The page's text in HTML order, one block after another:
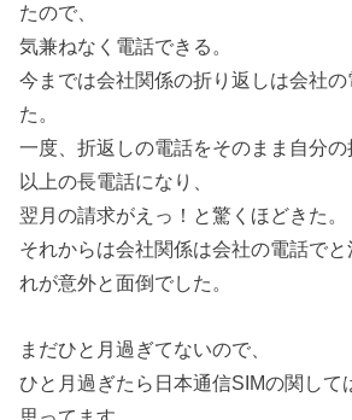
たので、
気兼ねなく電話できる。
今までは会社関係の折り返しは会社
た。
一度、折返しの電話をそのまま自分
以上の長電話になり、
翌月の請求がえっ！と驚くほどきた。
それからは会社関係は会社の電話でと
れが意外と面倒でした。
まだひと月過ぎてないので、
ひと月過ぎたら日本通信SIMの関して